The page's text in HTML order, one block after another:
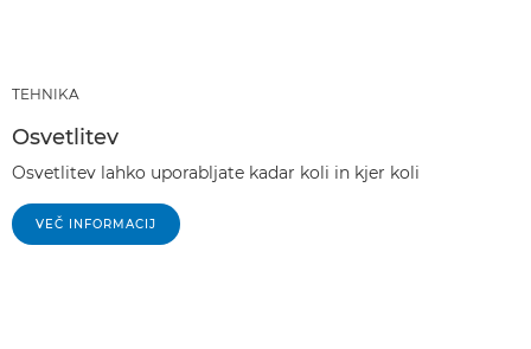
TEHNIKA
Osvetlitev
Osvetlitev lahko uporabljate kadar koli in kjer koli
VEČ INFORMACIJ